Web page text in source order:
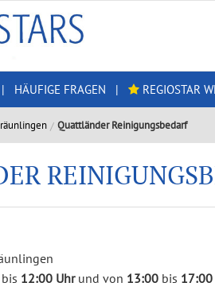
| HÄUFIGE FRAGEN | REGIOSTAR
Quattländer Reinigungsbedarf
bis 12:00 Uhrund von 13:00 bis 17:00